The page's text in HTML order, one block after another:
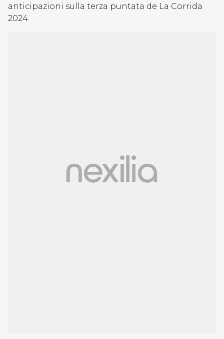
anticipazioni sulla terza puntata de La Corrida
2024.